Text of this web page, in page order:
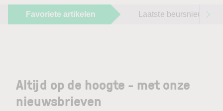
Favoriete artikelen Laatste beursnieuws
Altijd op de hoogte - met onze
nieuwsbrieven